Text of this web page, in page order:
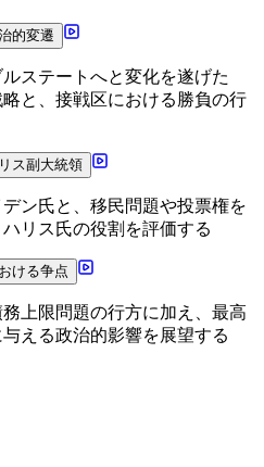
的変遷
ステートへと変化を遂げた
と、接戦区における勝負の行
ス副大統領
ン氏と、移民問題や投票権を
リス氏の役割を評価する
ける争点
上限問題の行方に加え、最高
える政治的影響を展望する